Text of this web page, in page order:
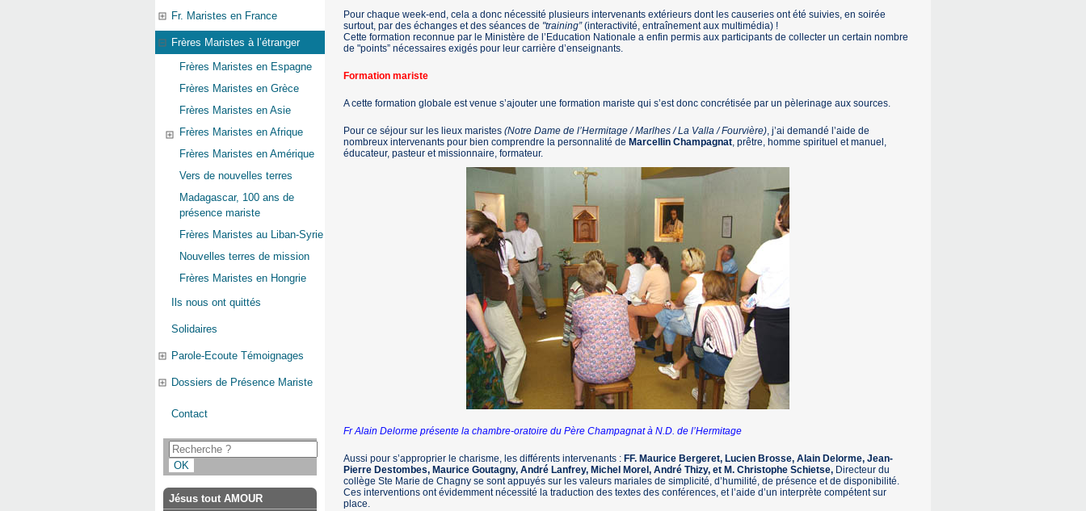
Pour chaque week-end, cela a donc nécessité plusieurs intervenants extérieurs dont les causeries ont été suivies, en soirée
surtout, par des échanges et des séances de "training”(interactivité, entraînement aux multimédia) !
Cette formation reconnue par le Ministère de l’Education Nationale a enfin permis aux participants de collecter un certain nombre
de "points” nécessaires exigés pour leur carrière d’enseignants.
Formation mariste
A cette formation globale est venue s’ajouter une formation mariste qui s’est donc concrétisée par un pèlerinage aux sources.
Pour ce séjour sur les lieux maristes (Notre Dame de l’Hermitage / Marlhes / La Valla / Fourvière), j’ai demandé l’aide de
nombreux intervenants pour bien comprendre la personnalité de Marcellin Champagnat, prêtre, homme spirituel et manuel,
éducateur, pasteur et missionnaire, formateur.
Fr Alain Delorme présente la chambre-oratoire du Père Champagnat à N.D. de l’Hermitage
Aussi pour s’approprier le charisme, les différents intervenants : FF. Maurice Bergeret, Lucien Brosse, Alain Delorme, Jean-
Pierre Destombes, Maurice Goutagny, André Lanfrey, Michel Morel, André Thizy, et M. Christophe Schietse, Directeur du
collège Ste Marie de Chagny se sont appuyés sur les valeurs mariales de simplicité, d’humilité, de présence et de disponibilité.
Ces interventions ont évidemment nécessité la traduction des textes des conférences, et l’aide d’un interprète compétent sur
place.
Fr. Maristes en France
Frères Maristes à l’étranger
Frères Maristes en Espagne
Frères Maristes en Grèce
Frères Maristes en Asie
Frères Maristes en Afrique
Frères Maristes en Amérique
Vers de nouvelles terres
Madagascar, 100 ans de
présence mariste
Frères Maristes au Liban-Syrie
Nouvelles terres de mission
Frères Maristes en Hongrie
Ils nous ont quittés
Solidaires
Parole-Ecoute Témoignages
Dossiers de Présence Mariste
Contact
Jésus tout AMOUR